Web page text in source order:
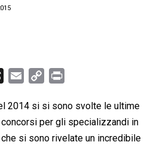
r
e
a
a
i
l
p
y
L
i
n
t
2014 si si sono svolte le ultime
per gli specializzandi in
si sono rivelate un incredibile